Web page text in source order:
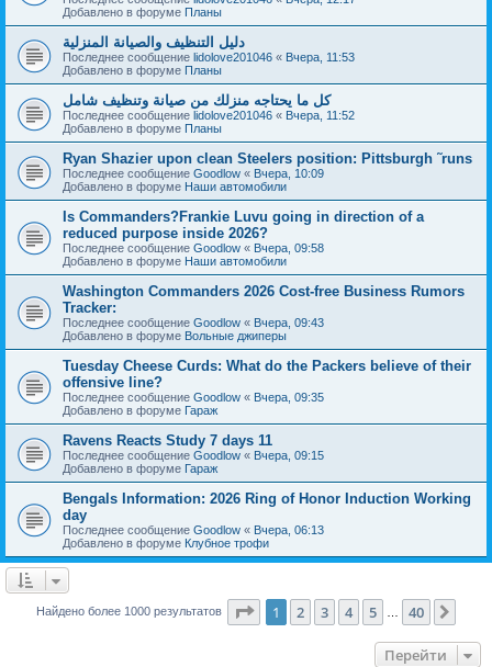
Добавлено в форуме Планы
دليل التنظيف والصيانة المنزلية
Последнее сообщение lidolove201046 « Вчера, 11:53
Добавлено в форуме Планы
كل ما يحتاجه منزلك من صيانة وتنظيف شامل
Последнее сообщение lidolove201046 « Вчера, 11:52
Добавлено в форуме Планы
Ryan Shazier upon clean Steelers position: Pittsburgh ˜runs
Последнее сообщение Goodlow « Вчера, 10:09
Добавлено в форуме Наши автомобили
Is Commanders?Frankie Luvu going in direction of a
reduced purpose inside 2026?
Последнее сообщение Goodlow « Вчера, 09:58
Добавлено в форуме Наши автомобили
Washington Commanders 2026 Cost-free Business Rumors
Tracker:
Последнее сообщение Goodlow « Вчера, 09:43
Добавлено в форуме Вольные джиперы
Tuesday Cheese Curds: What do the Packers believe of their
offensive line?
Последнее сообщение Goodlow « Вчера, 09:35
Добавлено в форуме Гараж
Ravens Reacts Study 7 days 11
Последнее сообщение Goodlow « Вчера, 09:15
Добавлено в форуме Гараж
Bengals Information: 2026 Ring of Honor Induction Working
day
Последнее сообщение Goodlow « Вчера, 06:13
Добавлено в форуме Клубное трофи
Найдено более 1000 результатов Страница из 40
1 2 3 4 5 40
Перейти